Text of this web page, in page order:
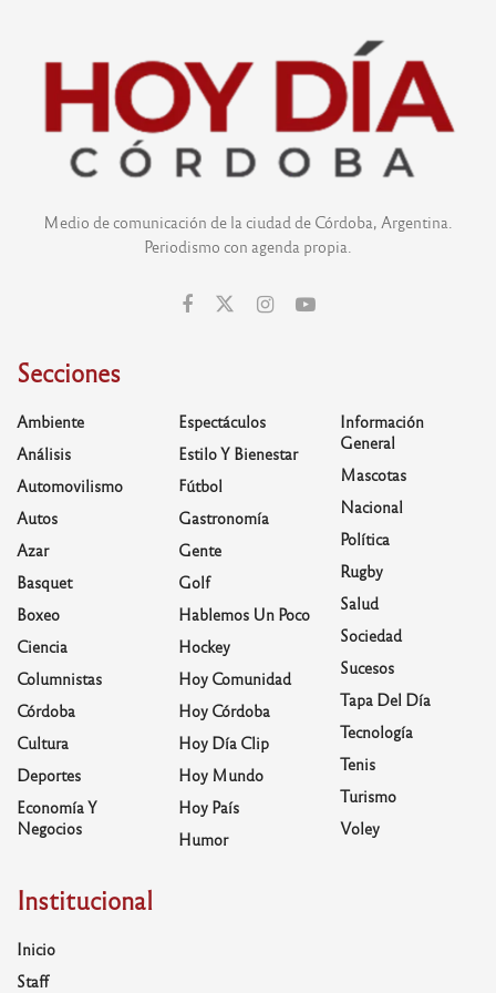
Medio de comunicación de la ciudad de Córdoba, Argentina.
Periodismo con agenda propia.
Secciones
Ambiente
Análisis
Automovilismo
Autos
Azar
Basquet
Boxeo
Ciencia
Columnistas
Córdoba
Cultura
Deportes
Economía Y
Negocios
Espectáculos
Estilo Y Bienestar
Fútbol
Gastronomía
Gente
Golf
Hablemos Un Poco
Hockey
Hoy Comunidad
Hoy Córdoba
Hoy Día Clip
Hoy Mundo
Hoy País
Humor
Información
General
Mascotas
Nacional
Política
Rugby
Salud
Sociedad
Sucesos
Tapa Del Día
Tecnología
Tenis
Turismo
Voley
Institucional
Inicio
Staff